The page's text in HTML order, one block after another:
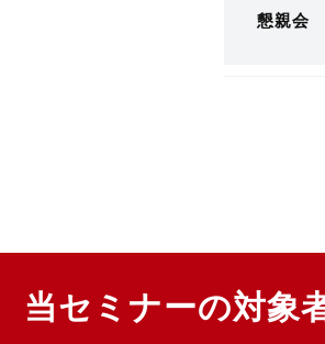
懇親会
当セミナーの対象